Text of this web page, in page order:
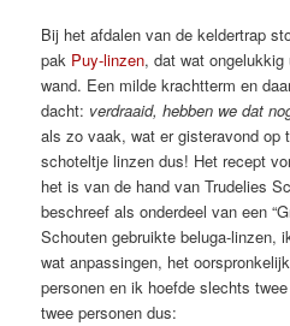
Bij het afdalen van de keldertrap
pak Puy-linzen, dat wat
wand. Een milde krachtterm en
dacht: verdraaid, hebben we dat
als zo vaak, wat er gisteravond op
schoteltje linzen dus! Het recept
het is van de hand van Trudelies
beschreef als onderdeel van een
Schouten gebruikte beluga-linzen,
wat anpassingen, het
personen en ik hoefde slechts
twee personen dus: